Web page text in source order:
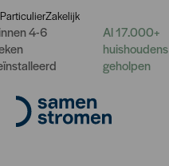
ParticulierZakelijk
4-6
Al 17.000+
huishoudens
geholpen